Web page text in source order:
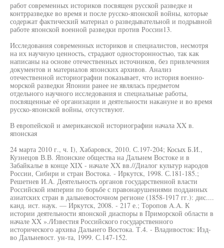
работ современных историков посвящен русской разведке и
контрразведке во время и после русско-японской войны, которые
содержат фактический материал о разведывательной и подрывной
работе японской военной разведки против России13.
Исследования современных историков и специалистов, несмотря
на их научную ценность, страдают односторонностью, так как
написаны на основе отечественных источников, без привлечения
документов и материалов японских архивов. Анализ
отечественной историографии показывает, что история военно-
морской разведки Японии ранее не являлась предметом
отдельного научного исследования и специальные работы,
посвященные её организации и деятельности накануне и во время
русско-японской войны, отсутствуют.
В европейской и американской историографии начала XX в.
японская
24 марта 2010 г., ч. I), Хабаровск, 2010. С.197-204; Косых Б.И.,
Кузнецов В.В. Японские общества на Дальнем Востоке и в
Забайкалье в конце XIX - начале XX вв.//Диалог культур народов
России, Сибири и стран Востока. - Иркутск, 1998. С.181-185.;
Решетнев И.А. Деятельность органов государственной власти
Российской империи по борьбе с правонарушениями подданных
азиатских стран в дальневосточном регионе (1858-1917 гг.): дис....
канд. ист. наук. — Иркутск, 2008. - 217 е.; Торопов A.A. К
истории деятельности японской диаспоры в Приморской области в
начале XX »./Известия Российского государственного
исторического архива Дальнего Востока. Т.4. - Владивосток: Изд-
во Дальневост. ун-та, 1999. С.147-152.